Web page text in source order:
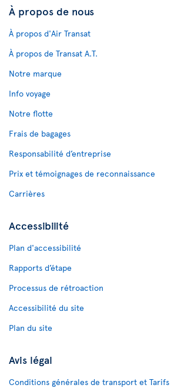
À propos de nous
À propos d'Air Transat
À propos de Transat A.T.
Notre marque
Info voyage
Notre flotte
Frais de bagages
Responsabilité d’entreprise
Prix et témoignages de reconnaissance
Carrières
Accessibilité
Plan d'accessibilité
Rapports d’étape
Processus de rétroaction
Accessibilité du site
Plan du site
Avis légal
Conditions générales de transport et Tarifs